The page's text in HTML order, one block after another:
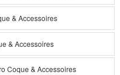
& Accessoires
& Accessoires
Coque & Accessoires